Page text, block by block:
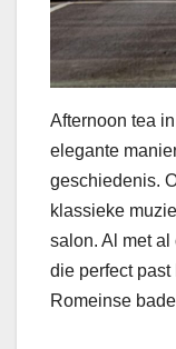
Afternoon tea
elegante
geschiedenis.
klassieke
salon. Al met
die perfect
Romeinse